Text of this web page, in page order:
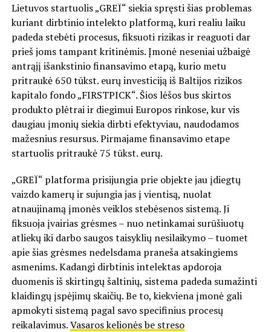
Lietuvos startuolis„GREÏ“siekia spręsti šias problemas
kuriant dirbtinio intelekto platformą, kuri realiu laiku
padeda stebėti procesus, fiksuoti rizikas ir reaguoti dar
prieš joms tampant kritinėmis. Įmonė neseniai užbaigė
antrąjį išankstinio finansavimo etapą, kurio metu
pritraukė 650 tūkst. eurų investiciją iš Baltijos rizikos
kapitalo fondo„FIRSTPICK“. Šios lėšos bus skirtos
produkto plėtrai ir diegimui Europos rinkose, kur vis
daugiau įmonių siekia dirbti efektyviau, naudodamos
mažesnius resursus. Pirmajame finansavimo etape
startuolis pritraukė 75 tūkst. eurų.
„GREÏ“ platforma prisijungia prie objekte jau įdiegtų
vaizdo kamerų ir sujungia jas į vientisą, nuolat
atnaujinamą įmonės veiklos stebėsenos sistemą. Ji
fiksuoja įvairias grėsmes – nuo netinkamai surūšiuotų
atliekų iki darbo saugos taisyklių nesilaikymo – tuomet
apie šias grėsmes nedelsdama praneša atsakingiems
asmenims. Kadangi dirbtinis intelektas apdoroja
duomenis iš skirtingų šaltinių, sistema padeda sumažinti
klaidingų įspėjimų skaičių. Be to, kiekviena įmonė gali
apmokyti sistemą pagal savo specifinius procesų
reikalavimus.Vasaros kelionės be streso